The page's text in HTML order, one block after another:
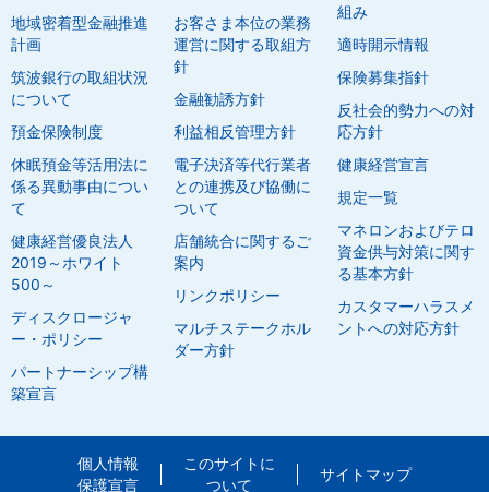
地域密着型金融推進
計画
筑波銀行の取組状況
について
預金保険制度
休眠預金等活用法に
係る異動事由につい
て
健康経営優良法人
2019～ホワイト
500～
ディスクロージャ
ー・ポリシー
パートナーシップ構
築宣言
お客さま本位の業務
運営に関する取組方
針
金融勧誘方針
利益相反管理方針
電子決済等代行業者
との連携及び協働に
ついて
店舗統合に関するご
案内
リンクポリシー
マルチステークホル
ダー方針
組み
適時開示情報
保険募集指針
反社会的勢力への対
応方針
健康経営宣言
規定一覧
マネロンおよびテロ
資金供与対策に関す
る基本方針
カスタマーハラスメ
ントへの対応方針
個人情報
保護宣言
このサイトに
ついて
サイトマップ